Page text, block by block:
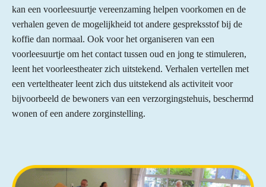
kan een voorleesuurtje vereenzaming helpen voorkomen en de
verhalen geven de mogelijkheid tot andere gespreksstof bij de
koffie dan normaal. Ook voor het organiseren van een
voorleesuurtje om het contact tussen oud en jong te stimuleren,
leent het voorleestheater zich uitstekend. Verhalen vertellen met
een verteltheater leent zich dus uitstekend als activiteit voor
bijvoorbeeld de bewoners van een verzorgingstehuis, beschermd
wonen of een andere zorginstelling.